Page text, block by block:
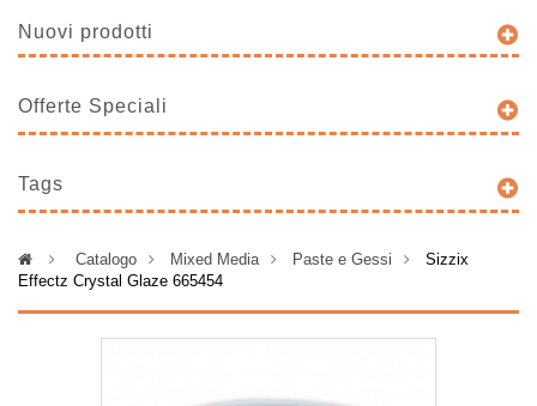
Nuovi prodotti
Offerte Speciali
Tags
> Catalogo > Mixed Media > Paste e Gessi >
Sizzix
Effectz Crystal Glaze 665454